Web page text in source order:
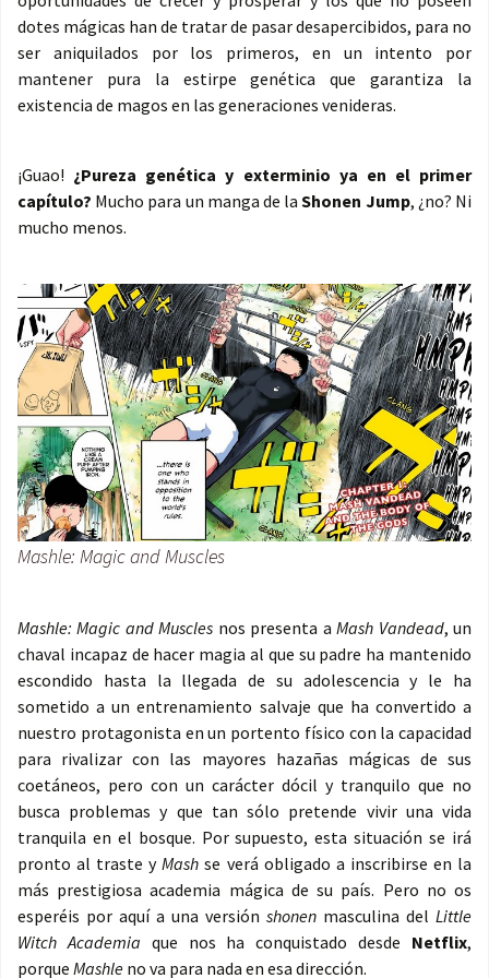
dotes mágicas han de tratar de pasar desapercibidos, para no
ser aniquilados por los primeros, en un intento por
mantener pura la estirpe genética que garantiza la
existencia de magos en las generaciones venideras.
¡Guao! ¿Pureza genética y exterminio ya en el primer
capítulo? Mucho para un manga de laShonen Jump, ¿no? Ni
mucho menos.
Mashle: Magic and Muscles
Mashle: Magic and Muscles nos presenta aMash Vandead, un
chaval incapaz de hacer magia al que su padre ha mantenido
escondido hasta la llegada de su adolescencia y le ha
sometido a un entrenamiento salvaje que ha convertido a
nuestro protagonista en un portento físico con la capacidad
para rivalizar con las mayores hazañas mágicas de sus
coetáneos, pero con un carácter dócil y tranquilo que no
busca problemas y que tan sólo pretende vivir una vida
tranquila en el bosque. Por supuesto, esta situación se irá
pronto al traste yMash se verá obligado a inscribirse en la
más prestigiosa academia mágica de su país. Pero no os
esperéis por aquí a una versión shonen masculina del Little
Witch Academia que nos ha conquistado desde Netflix,
porque Mashle no va para nada en esa dirección.